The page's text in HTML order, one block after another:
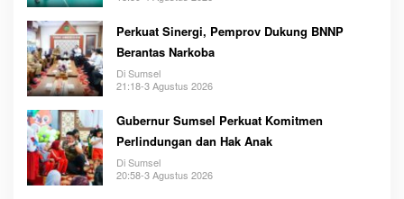
Perkuat Sinergi, Pemprov Dukung BNNP
Berantas Narkoba
Di Sumsel
21:18-3 Agustus 2026
Gubernur Sumsel Perkuat Komitmen
Perlindungan dan Hak Anak
Di Sumsel
20:58-3 Agustus 2026